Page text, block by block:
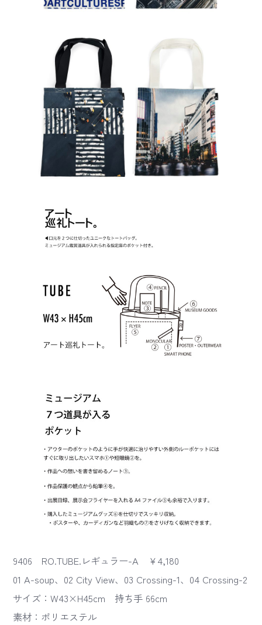
9406 RO.TUBE.レギュラー-A ￥4,180
01 A-soup、02 City View、03 Crossing-1、04 Crossing-2
サイズ：W43×H45cm 持ち手 66cm
素材：ポリエステル